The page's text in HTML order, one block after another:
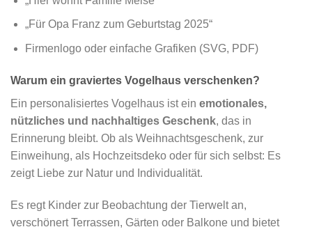
„Für Opa Franz zum Geburtstag 2025“
Firmenlogo oder einfache Grafiken (SVG, PDF)
Warum ein graviertes Vogelhaus verschenken?
Ein personalisiertes Vogelhaus ist ein emotionales,
nützliches und nachhaltiges Geschenk, das in
Erinnerung bleibt. Ob als Weihnachtsgeschenk, zur
Einweihung, als Hochzeitsdeko oder für sich selbst: Es
zeigt Liebe zur Natur und Individualität.
Es regt Kinder zur Beobachtung der Tierwelt an,
verschönert Terrassen, Gärten oder Balkone und bietet